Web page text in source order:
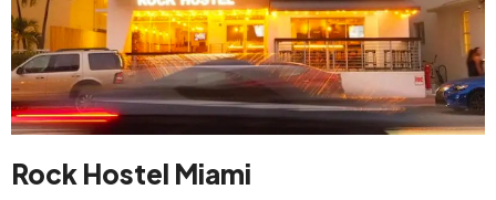
Rock Hostel Miami